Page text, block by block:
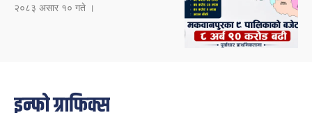
२०८३ असार १० गते ।
इन्फो ग्राफिक्स